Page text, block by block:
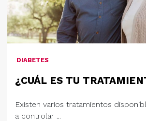
DIABETES
¿CUÁL ES TU
Existen varios tratamientos
a controlar ...